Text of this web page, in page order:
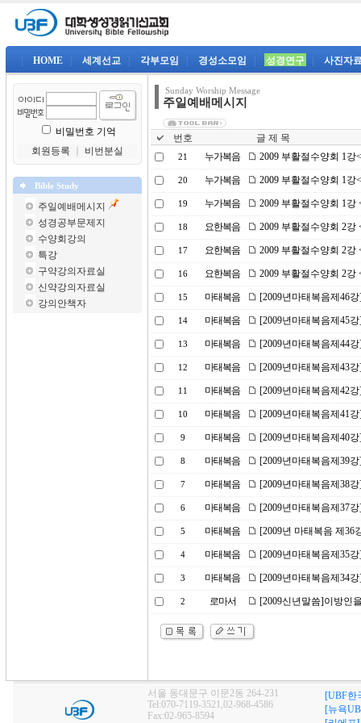
HOME 세계선교 각부모임 경성소모임 성경연구 사진자
비밀번호 기억
회원등록
비번분실
Bible Study
주일예배메시지
성경공부문제지
수양회강의
특강
구약강의자료실
신약강의자료실
강의안책자
Sunday Worship Message
주일예배메시지
번호 글 제 목
21 누가복음 2009 부활절수양회 1
20 누가복음 2009 부활절수양회 1
19 누가복음 2009 부활절수양회 1
18 요한복음 2009 부활절수양회 2
17 요한복음 2009 부활절수양회 2
16 요한복음 2009 부활절수양회 2
15 마태복음 [2009년마태복음제46
14 마태복음 [2009년마태복음제45
13 마태복음 [2009년마태복음제44
12 마태복음 [2009년마태복음제43
11 마태복음 [2009년마태복음제42
10 마태복음 [2009년마태복음제41
9 마태복음 [2009년마태복음제40
8 마태복음 [2009년마태복음제39
7 마태복음 [2009년마태복음제38
6 마태복음 [2009년마태복음제37
5 마태복음 [2009년 마태복음 제36
4 마태복음 [2009년마태복음제35
3 마태복음 [2009년마태복음제34
2 로마서 [2009신년말씀]이방인
서울 동대문구 이문2동 264-231
Tel:070-7119-3521,02-968-4586
Fax:02-965-8594
[UBF한
[뉴욕